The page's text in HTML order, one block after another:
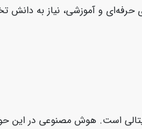
حرفه‌ای و آموزشی، نیاز به
است. هوش مصنوعی در این